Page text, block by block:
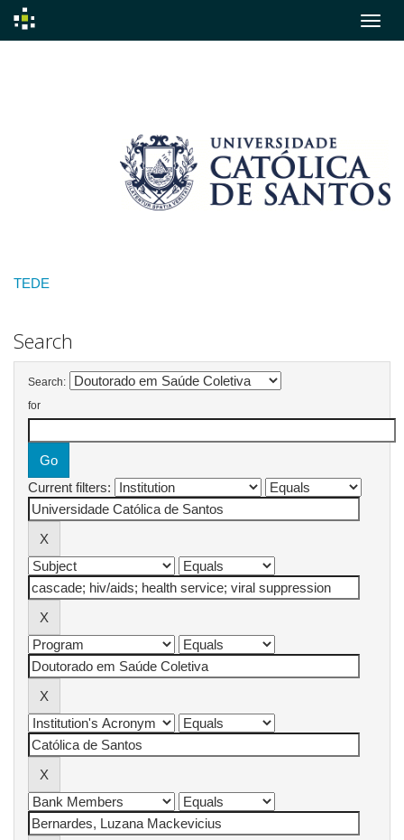
TEDE
Search
Search:
for
Current filters: